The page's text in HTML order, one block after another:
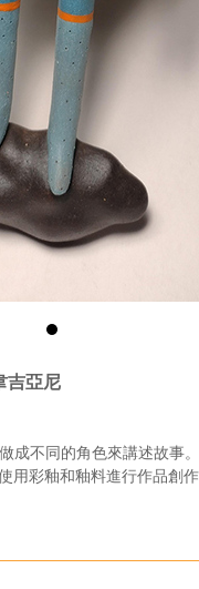
吉亞尼
不同的角色來講述故事
彩釉和釉料進行作品創